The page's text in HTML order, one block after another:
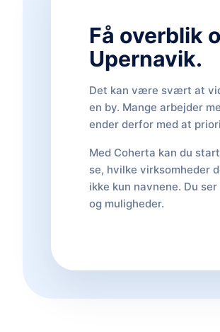
Få overblik
Upernavik.
Det kan være svært at
en by. Mange arbejder
ender derfor med at
Med Coherta kan du
se, hvilke virksomheder
ikke kun navnene. Du
og muligheder.